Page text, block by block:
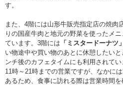
す。
また、4階には山形牛販売指定店の焼肉
りの国産牛肉と地元の野菜を使ったメ
ています。3階には 「ミスタードーナツ
い物途中や買い物のあとに休憩したい
ンチ後のカフェタイムにも利用されて
11時～21時までの営業ですが、なかに
あるため、食事に訪れる際は営業時間を